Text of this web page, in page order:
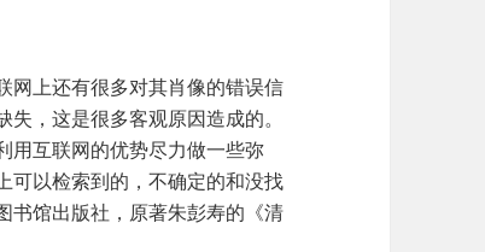
网上还有很多对其肖像的错误信
，这是很多客观原因造成的。
用互联网的优势尽力做一些弥
可以检索到的，不确定的和没找
书馆出版社，原著朱彭寿的《清